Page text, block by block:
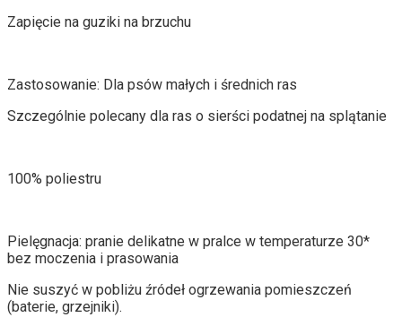
Zapięcie na guziki na brzuchu
Zastosowanie: Dla psów małych i średnich ras
Szczególnie polecany dla ras o sierści podatnej na splątanie
100% poliestru
Pielęgnacja: pranie delikatne w pralce w temperaturze 30*
bez moczenia i prasowania
Nie suszyć w pobliżu źródeł ogrzewania pomieszczeń
(baterie, grzejniki).